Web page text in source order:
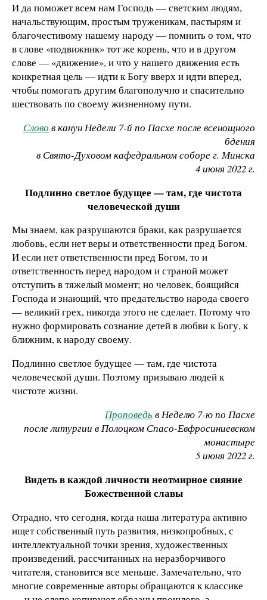
И да поможет всем нам Господь — светским людям,
начальствующим, простым труженикам, пастырям и
благочестивому нашему народу — помнить о том, что
в слове «подвижник» тот же корень, что и в другом
слове — «движение», и что у нашего движения есть
конкретная цель — идти к Богу вверх и идти вперед,
чтобы помогать другим благополучно и спасительно
шествовать по своему жизненному пути.
Слово в канун Недели 7-й по Пасхе после всенощного
бдения
в Свято-Духовом кафедральном соборе г. Минска
4 июня 2022 г.
Подлинно светлое будущее — там, где чистота
человеческой души
Мы знаем, как разрушаются браки, как разрушается
любовь, если нет веры и ответственности пред Богом.
И если нет ответственности пред Богом, то и
ответственность перед народом и страной может
отступить в тяжелый момент; но человек, боящийся
Господа и знающий, что предательство народа своего
— великий грех, никогда этого не сделает. Потому что
нужно формировать сознание детей в любви к Богу, к
ближним, к народу своему.
Подлинно светлое будущее — там, где чистота
человеческой души. Поэтому призываю людей к
чистоте жизни.
Проповедьв Неделю 7-ю по Пасхе
после литургии в Полоцком Спасо-Евфросиниевском
монастыре
5 июня 2022 г.
Видеть в каждой личности неотмирное сияние
Божественной славы
Отрадно, что сегодня, когда наша литература активно
ищет собственный путь развития, низкопробных, с
интеллектуальной точки зрения, художественных
произведений, рассчитанных на неразборчивого
читателя, становится все меньше. Замечательно, что
многие современные авторы обращаются к классике